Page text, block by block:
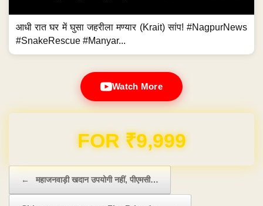
आधी रात घर में घुसा जहरीला मण्यार (Krait) सांप! #NagpurNews
#SnakeRescue #Manyar...
Watch More
Domain & Hosting FREE for 1 Year
← महाजनवाड़ी खदान उपयोगी नहीं, पीएमसी…